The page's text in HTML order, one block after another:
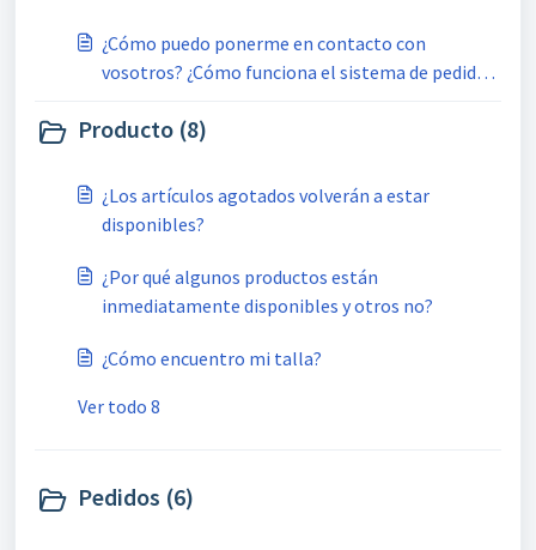
¿Cómo puedo ponerme en contacto con
vosotros? ¿Cómo funciona el sistema de pedidos
Producto (8)
¿Los artículos agotados volverán a estar
disponibles?
¿Por qué algunos productos están
inmediatamente disponibles y otros no?
¿Cómo encuentro mi talla?
Ver todo 8
Pedidos (6)